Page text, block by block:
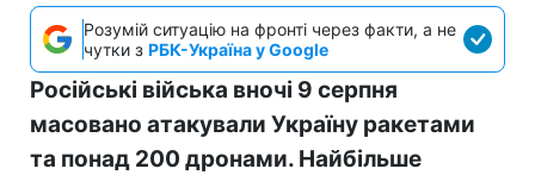
Розумій ситуацію на фронті через факти, а не
чутки з РБК-Україна у Google
Російські війська вночі 9 серпня
масовано атакували Україну ракетами
та понад 200 дронами. Найбільше